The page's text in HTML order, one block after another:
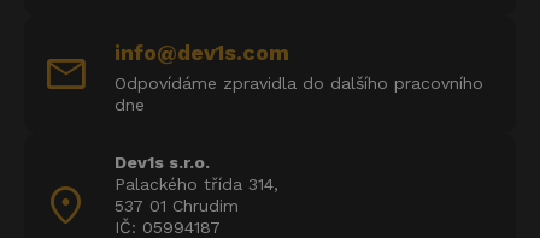
mail info@dev1s.com
Odpovídáme zpravidla do dalšího pracovního
dne
location_on
Dev1s s.r.o.
Palackého třída 314,
537 01 Chrudim
IČ: 05994187